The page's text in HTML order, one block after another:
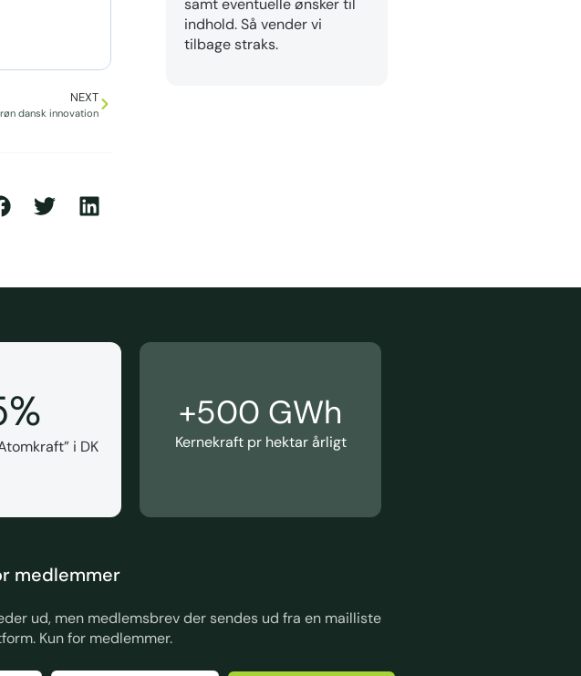
NEXT
dansk innovation
samt eventuelle ønsker til
indhold. Så vender vi
tilbage straks.
%
i DK
+500 GWh
Kernekraft pr hektar årligt
medlemmer
ud, men medlemsbrev der sendes ud fra en mailliste
Kun for medlemmer.